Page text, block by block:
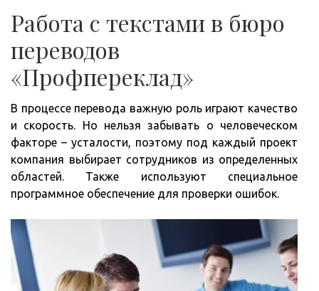
Работа с текстами в бюро
переводов
«Профпереклад»
В процессе перевода важную роль играют качество
и скорость. Но нельзя забывать о человеческом
факторе – усталости, поэтому под каждый проект
компания выбирает сотрудников из определенных
областей. Также используют специальное
программное обеспечение для проверки ошибок.